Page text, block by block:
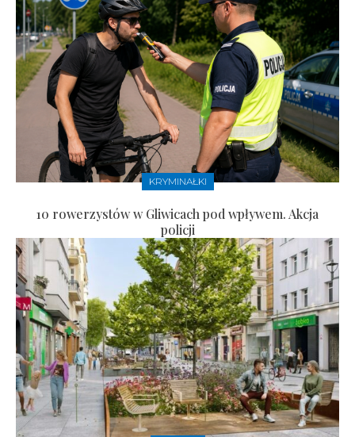
KRYMINAŁKI
10 rowerzystów w Gliwicach pod wpływem. Akcja
policji